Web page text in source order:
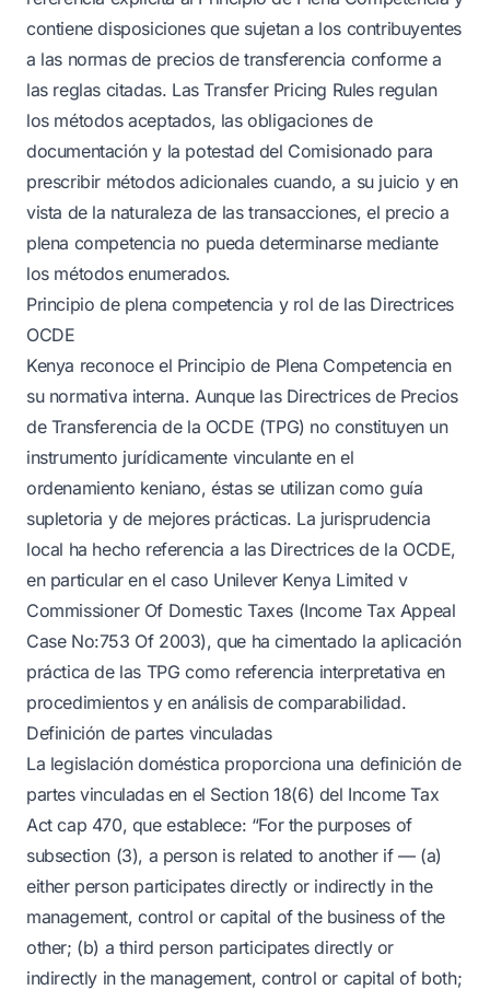
contiene disposiciones que sujetan a los contribuyentes
a las normas de precios de transferencia conforme a
las reglas citadas. Las Transfer Pricing Rules regulan
los métodos aceptados, las obligaciones de
documentación y la potestad del Comisionado para
prescribir métodos adicionales cuando, a su juicio y en
vista de la naturaleza de las transacciones, el precio a
plena competencia no pueda determinarse mediante
los métodos enumerados.
Principio de plena competencia y rol de las Directrices
OCDE
Kenya reconoce el Principio de Plena Competencia en
su normativa interna. Aunque las Directrices de Precios
de Transferencia de la OCDE (TPG) no constituyen un
instrumento jurídicamente vinculante en el
ordenamiento keniano, éstas se utilizan como guía
supletoria y de mejores prácticas. La jurisprudencia
local ha hecho referencia a las Directrices de la OCDE,
en particular en el caso Unilever Kenya Limited v
Commissioner Of Domestic Taxes (Income Tax Appeal
Case No:753 Of 2003), que ha cimentado la aplicación
práctica de las TPG como referencia interpretativa en
procedimientos y en análisis de comparabilidad.
Definición de partes vinculadas
La legislación doméstica proporciona una definición de
partes vinculadas en el Section 18(6) del Income Tax
Act cap 470, que establece: “For the purposes of
subsection (3), a person is related to another if — (a)
either person participates directly or indirectly in the
management, control or capital of the business of the
other; (b) a third person participates directly or
indirectly in the management, control or capital of both;